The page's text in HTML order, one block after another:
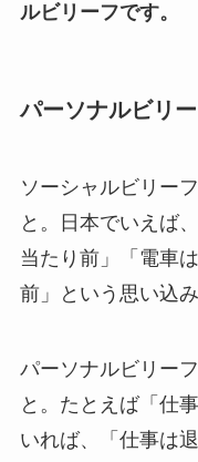
ルビリーフです。
パーソナルビリ
ソーシャルビリー
と。日本でいえば
当たり前」「電車
前」という思い込
パーソナルビリー
と。たとえば「仕
いれば、「仕事は